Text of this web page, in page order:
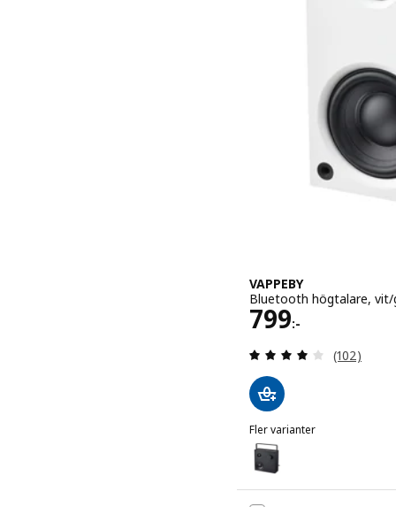
VAPPEBY
Bluetooth högtalare, vit/
799:-
Pris 799:-
(102)
Fler varianter
VAPPEBY
Variant: VAPPEBY,